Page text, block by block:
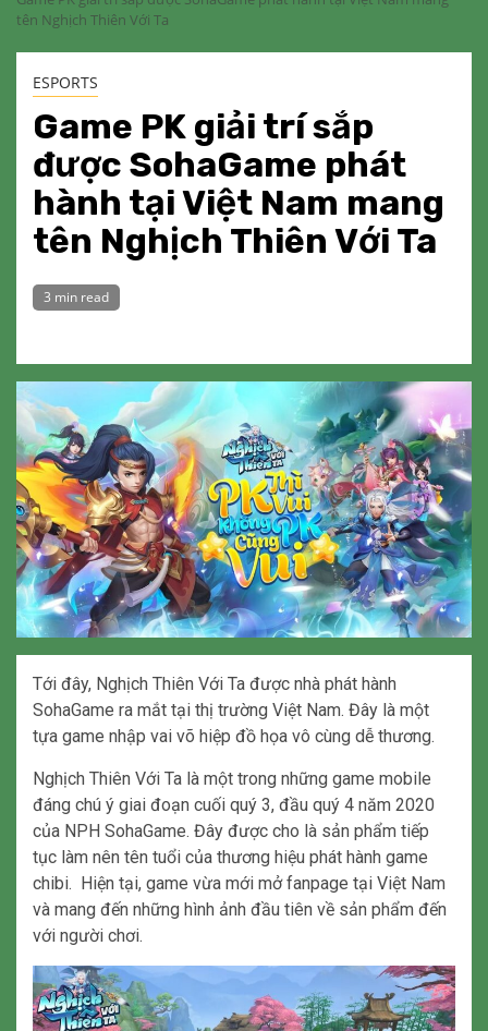
tên Nghịch Thiên Với Ta
ESPORTS
Game PK giải trí sắp
được SohaGame phát
hành tại Việt Nam mang
tên Nghịch Thiên Với Ta
3 min read
Tới đây, Nghịch Thiên Với Ta được nhà phát hành
SohaGame ra mắt tại thị trường Việt Nam. Đây là một
tựa game nhập vai võ hiệp đồ họa vô cùng dễ thương.
Nghịch Thiên Với Ta là một trong những game mobile
đáng chú ý giai đoạn cuối quý 3, đầu quý 4 năm 2020
của NPH SohaGame. Đây được cho là sản phẩm tiếp
tục làm nên tên tuổi của thương hiệu phát hành game
chibi. Hiện tại, game vừa mới mở fanpage tại Việt Nam
và mang đến những hình ảnh đầu tiên về sản phẩm đến
với người chơi.